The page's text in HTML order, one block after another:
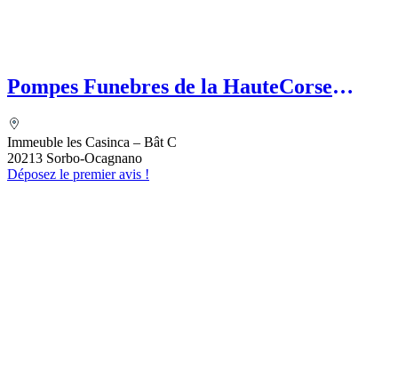
Pompes Funebres de la HauteCorse
MEFETTAR Assia
Immeuble les Casinca – Bât C
20213 Sorbo-Ocagnano
Déposez le premier avis !